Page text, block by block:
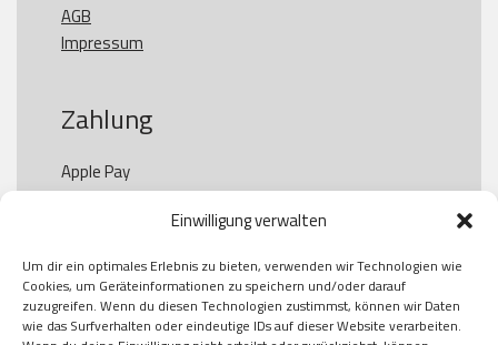
Einwilligung verwalten
Um dir ein optimales Erlebnis zu bieten, verwenden wir Technologien wie
Cookies, um Geräteinformationen zu speichern und/oder darauf
zuzugreifen. Wenn du diesen Technologien zustimmst, können wir Daten
wie das Surfverhalten oder eindeutige IDs auf dieser Website verarbeiten.
AGB
Impressum
Zahlung
Apple Pay
Paypal
Kauf auf Rechung
Klarna
American Express